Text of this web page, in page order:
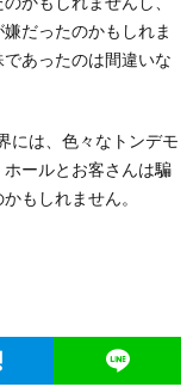
だったのかもしれま
あったのは間違いな
は、色々なトンデモ
ールとお客さんは騙
もしれません。